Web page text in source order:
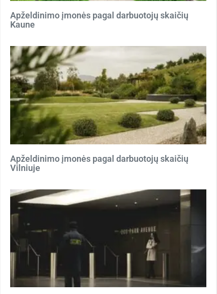
Apželdinimo įmonės pagal darbuotojų skaičių
Kaune
Apželdinimo įmonės pagal darbuotojų skaičių
Vilniuje